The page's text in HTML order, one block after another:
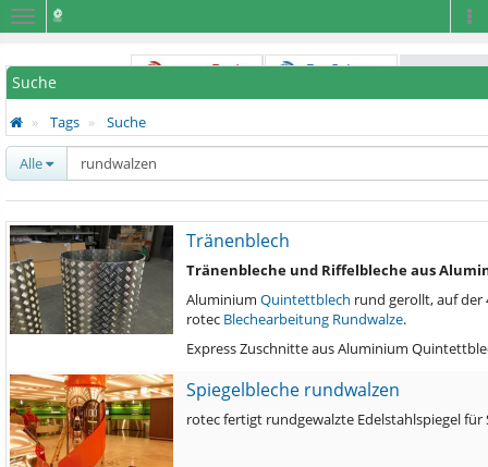
Navigation
Suche
Tags Suche
Alle
Tränenblech
Tränenbleche und Riffelbleche aus
Aluminium Quintettblech rund gerollt, auf der
rotec Blechearbeitung Rundwalze.
Express Zuschnitte aus Aluminium
Spiegelbleche rundwalzen
rotec fertigt rundgewalzte Edelstahlspiegel